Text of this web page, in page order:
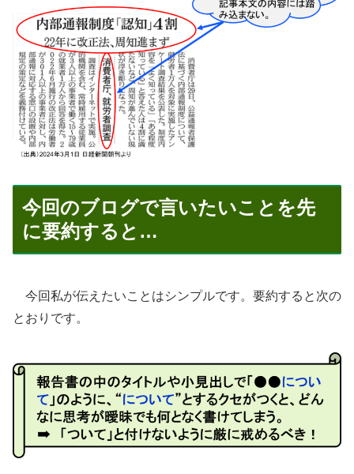
今回のブログで言いたいことを先
に要約すると…
今回私が伝えたいことはシンプルです。要約すると次の
とおりです。